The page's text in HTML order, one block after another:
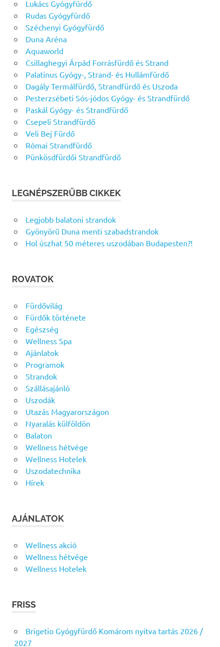
Lukács Gyógyfürdő
Rudas Gyógyfürdő
Széchenyi Gyógyfürdő
Duna Aréna
Aquaworld
Csillaghegyi Árpád Forrásfürdő és Strand
Palatinus Gyógy-, Strand- és Hullámfürdő
Dagály Termálfürdő, Strandfürdő és Uszoda
Pesterzsébeti Sós-jódos Gyógy- és Strandfürdő
Paskál Gyógy- és Strandfürdő
Csepeli Strandfürdő
Veli Bej Fürdő
Római Strandfürdő
Pünkösdfürdői Strandfürdő
LEGNÉPSZERŰBB CIKKEK
Legjobb balatoni strandok
Gyönyörű Duna menti szabadstrandok
Hol úszhat 50 méteres uszodában Budapesten?!
ROVATOK
Fürdővilág
Fürdők története
Egészség
Wellness Spa
Ajánlatok
Programok
Strandok
Szállásajánló
Uszodák
Utazás Magyarországon
Nyaralás külföldön
Balaton
Wellness hétvége
Wellness Hotelek
Uszodatechnika
Hírek
AJÁNLATOK
Wellness akció
Wellness hétvége
Wellness Hotelek
FRISS
Brigetio Gyógyfürdő Komárom nyitva tartás 2026 /
2027